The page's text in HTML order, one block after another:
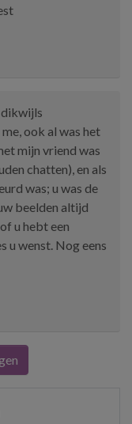
dikwijls
ook al was het
mijn vriend was
chatten), en als
was; u was de
beelden altijd
u hebt een
u wenst. Nog eens